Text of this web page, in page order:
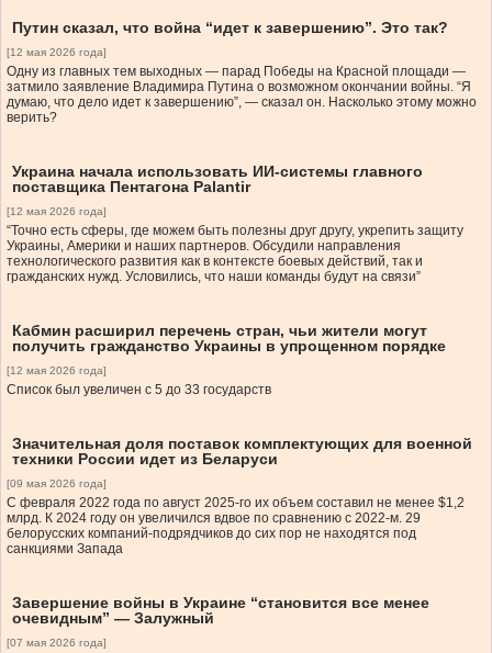
Путин сказал, что война “идет к завершению”. Это так?
[12 мая 2026 года]
Одну из главных тем выходных — парад Победы на Красной площади —
затмило заявление Владимира Путина о возможном окончании войны. “Я
думаю, что дело идет к завершению”, — сказал он. Насколько этому можно
верить?
Украина начала использовать ИИ-системы главного
поставщика Пентагона Palantir
[12 мая 2026 года]
“Точно есть сферы, где можем быть полезны друг другу, укрепить защиту
Украины, Америки и наших партнеров. Обсудили направления
технологического развития как в контексте боевых действий, так и
гражданских нужд. Условились, что наши команды будут на связи”
Кабмин расширил перечень стран, чьи жители могут
получить гражданство Украины в упрощенном порядке
[12 мая 2026 года]
Список был увеличен с 5 до 33 государств
Значительная доля поставок комплектующих для военной
техники России идет из Беларуси
[09 мая 2026 года]
С февраля 2022 года по август 2025-го их объем составил не менее $1,2
млрд. К 2024 году он увеличился вдвое по сравнению с 2022-м. 29
белорусских компаний-подрядчиков до сих пор не находятся под
санкциями Запада
Завершение войны в Украине “становится все менее
очевидным” — Залужный
[07 мая 2026 года]